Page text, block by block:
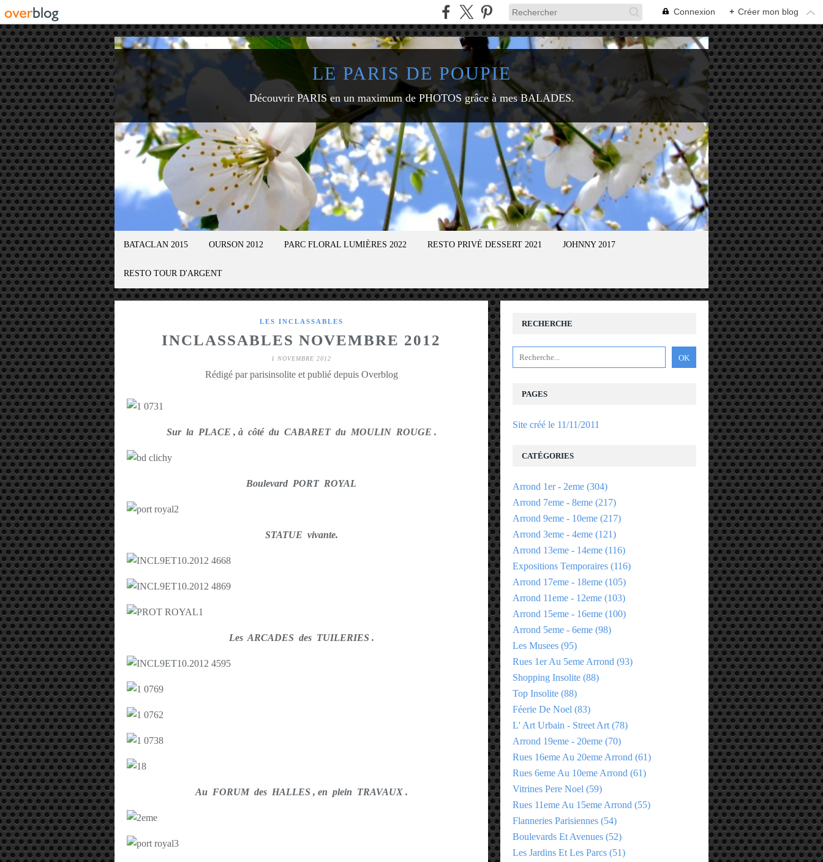
Connexion + Créer mon blog
LE PARIS DE POUPIE
Découvrir PARIS en un maximum de PHOTOS grâce à mes BALADES.
BATACLAN 2015 OURSON 2012 PARC FLORAL LUMIÈRES 2022 RESTO PRIVÉ DESSERT 2021 JOHNNY 2017
RESTO TOUR D'ARGENT
LES INCLASSABLES
INCLASSABLES NOVEMBRE 2012
1 NOVEMBRE 2012
Rédigé par parisinsolite et publié depuis Overblog
Sur la PLACE , à côté du CABARET du MOULIN ROUGE .
Boulevard PORT ROYAL
STATUE vivante.
Les ARCADES des TUILERIES .
Au FORUM des HALLES , en plein TRAVAUX .
RECHERCHE
PAGES
Site créé le 11/11/2011
CATÉGORIES
Arrond 1er - 2eme (304)
Arrond 7eme - 8eme (217)
Arrond 9eme - 10eme (217)
Arrond 3eme - 4eme (121)
Arrond 13eme - 14eme (116)
Expositions Temporaires (116)
Arrond 17eme - 18eme (105)
Arrond 11eme - 12eme (103)
Arrond 15eme - 16eme (100)
Arrond 5eme - 6eme (98)
Les Musees (95)
Rues 1er Au 5eme Arrond (93)
Shopping Insolite (88)
Top Insolite (88)
Féerie De Noel (83)
L' Art Urbain - Street Art (78)
Arrond 19eme - 20eme (70)
Rues 16eme Au 20eme Arrond (61)
Rues 6eme Au 10eme Arrond (61)
Vitrines Pere Noel (59)
Rues 11eme Au 15eme Arrond (55)
Flanneries Parisiennes (54)
Boulevards Et Avenues (52)
Les Jardins Et Les Parcs (51)